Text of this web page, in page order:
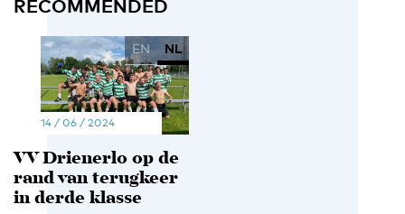
RECOMMENDED
EN NL
14 / 06 / 2024
VV Drienerlo op de
rand van terugkeer
in derde klasse